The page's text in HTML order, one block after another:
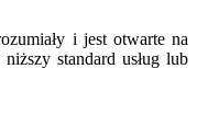
i jest otwarte na
standard usług lub